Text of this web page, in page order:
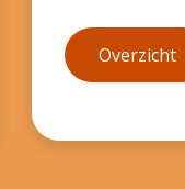
Overzicht